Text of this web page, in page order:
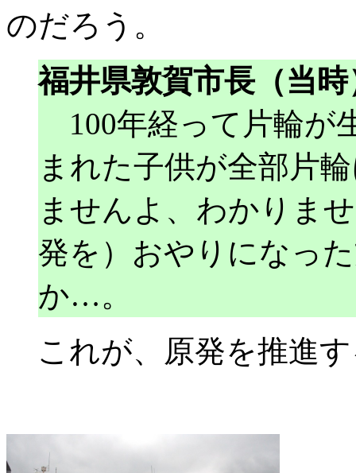
のだろう。
福井県敦賀市長（当
100年経って片輪が
まれた子供が全部片
ませんよ、わかりま
発を）おやりになっ
か…。
これが、原発を推進